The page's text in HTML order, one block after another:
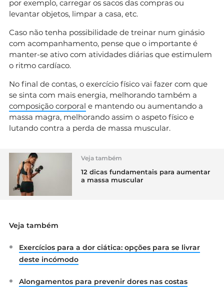
por exemplo, carregar os sacos das compras ou
levantar objetos, limpar a casa, etc.
Caso não tenha possibilidade de treinar num ginásio
com acompanhamento, pense que o importante é
manter-se ativo com atividades diárias que estimulem
o ritmo cardíaco.
No final de contas, o exercício físico vai fazer com que
se sinta com mais energia, melhorando também a
composição corporal e mantendo ou aumentando a
massa magra, melhorando assim o aspeto físico e
lutando contra a perda de massa muscular.
Veja também
12 dicas fundamentais para aumentar
a massa muscular
Veja também
Exercícios para a dor ciática: opções para se livrar
deste incómodo
Alongamentos para prevenir dores nas costas